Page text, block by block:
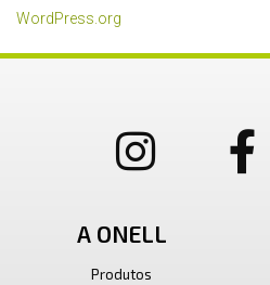
WordPress.org
A ONELL
Produtos